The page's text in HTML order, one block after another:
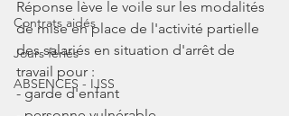
Contrats aidés
Jours fériés
ABSENCES - IJSS
Réponse lève le voile sur les modalités
de mise en place de l'activité partielle
des salariés en situation d'arrêt de
travail pour :
- garde d'enfant